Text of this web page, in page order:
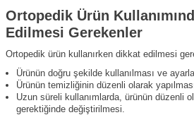
Ortopedik Ürün
Edilmesi Gerekenler
Ortopedik ürün kullanırken dikkat edilmesi
Ürünün doğru şekilde kullanılması ve
Ürünün temizliğinin düzenli olarak
Uzun süreli kullanımlarda, ürünün düzenli
gerektiğinde değiştirilmesi.